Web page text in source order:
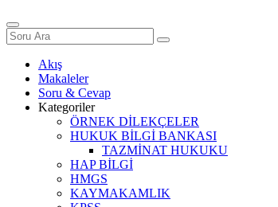
Akış
Makaleler
Soru & Cevap
Kategoriler
ÖRNEK DİLEKÇELER
HUKUK BİLGİ BANKASI
TAZMİNAT HUKUKU
HAP BİLGİ
HMGS
KAYMAKAMLIK